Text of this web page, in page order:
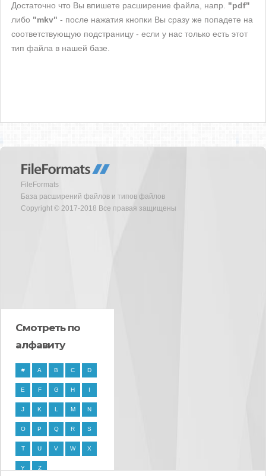
Достаточно что Вы впишете расширение файла, напр. "pdf"
либо "mkv" - после нажатия кнопки Вы сразу же попадете на
соответствующую подстраницу - если у нас только есть этот
тип файла в нашей базе.
FileFormats
База расширений файлов и типов файлов
Copyright © 2017-2018 Все правая защищены
Смотреть по
алфавиту
# A B C D
E F G H I
J K L M N
O P Q R S
T U V W X
Y Z